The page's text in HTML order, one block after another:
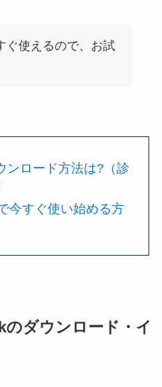
ぐ使えるので、お試
ンロード方法は?（診
今すぐ使い始める方
のダウンロード・イ